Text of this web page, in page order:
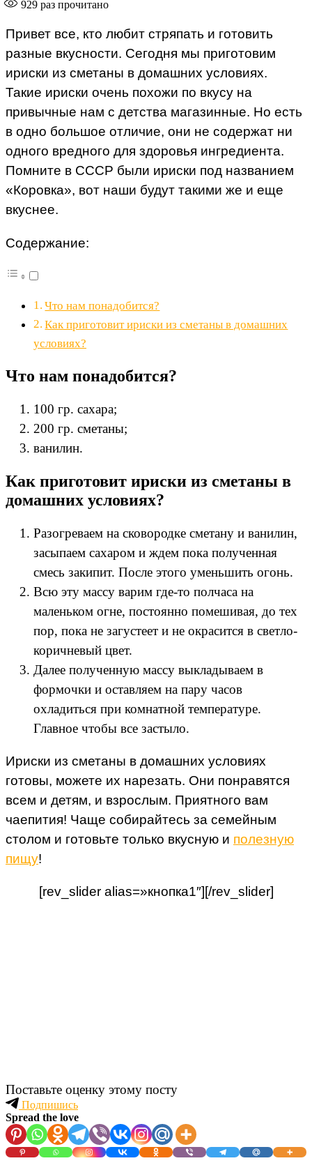
929 раз прочитано
Привет все, кто любит стряпать и готовить
разные вкусности. Сегодня мы приготовим
ириски из сметаны в домашних условиях.
Такие ириски очень похожи по вкусу на
привычные нам с детства магазинные. Но есть
в одно большое отличие, они не содержат ни
одного вредного для здоровья ингредиента.
Помните в СССР были ириски под названием
«Коровка», вот наши будут такими же и еще
вкуснее.
Содержание:
Что нам понадобится?
Как приготовит ириски из сметаны в домашних
условиях?
Что нам понадобится?
100 гр. сахара;
200 гр. сметаны;
ванилин.
Как приготовит ириски из сметаны в
домашних условиях?
Разогреваем на сковородке сметану и ванилин,
засыпаем сахаром и ждем пока полученная
смесь закипит. После этого уменьшить огонь.
Всю эту массу варим где-то полчаса на
маленьком огне, постоянно помешивая, до тех
пор, пока не загустеет и не окрасится в светло-
коричневый цвет.
Далее полученную массу выкладываем в
формочки и оставляем на пару часов
охладиться при комнатной температуре.
Главное чтобы все застыло.
Ириски из сметаны в домашних условиях
готовы, можете их нарезать. Они понравятся
всем и детям, и взрослым. Приятного вам
чаепития! Чаще собирайтесь за семейным
столом и готовьте только вкусную и полезную
пищу!
[rev_slider alias=»кнопка1″][/rev_slider]
Поставьте оценку этому посту
Подпишись
Spread the love